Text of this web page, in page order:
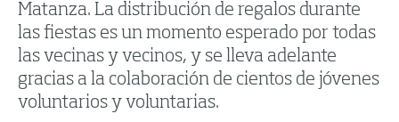
Matanza. La distribución de regalos durante
las fiestas es un momento esperado por todas
las vecinas y vecinos, y se lleva adelante
gracias a la colaboración de cientos de jóvenes
voluntarios y voluntarias.